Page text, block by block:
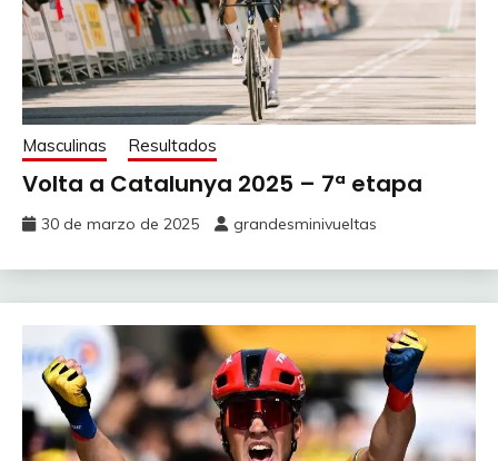
Masculinas Resultados
Volta a Catalunya 2025 – 7ª etapa
30 de marzo de 2025 grandesminivueltas